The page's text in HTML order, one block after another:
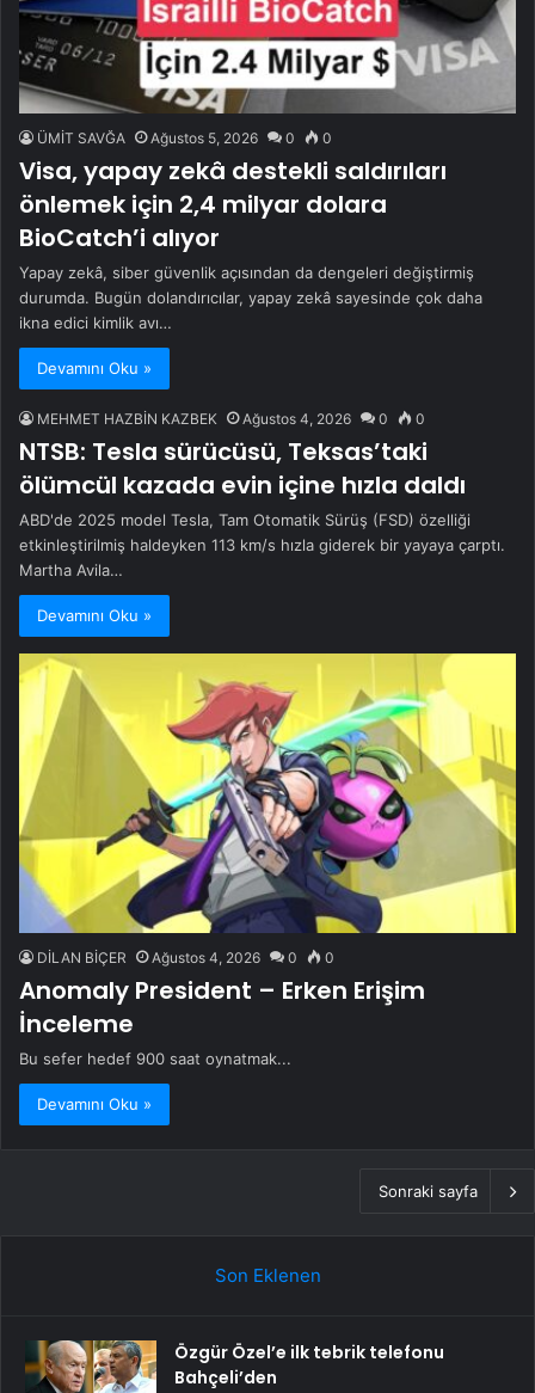
ÜMİT SAVĞA Ağustos 5, 2026 0 0
Visa, yapay zekâ destekli saldırıları
önlemek için 2,4 milyar dolara
BioCatch’i alıyor
Yapay zekâ, siber güvenlik açısından da dengeleri değiştirmiş
durumda. Bugün dolandırıcılar, yapay zekâ sayesinde çok daha
ikna edici kimlik avı…
Devamını Oku »
MEHMET HAZBİN KAZBEK Ağustos 4, 2026 0 0
NTSB: Tesla sürücüsü, Teksas’taki
ölümcül kazada evin içine hızla daldı
ABD'de 2025 model Tesla, Tam Otomatik Sürüş (FSD) özelliği
etkinleştirilmiş haldeyken 113 km/s hızla giderek bir yayaya çarptı.
Martha Avila…
Devamını Oku »
DİLAN BİÇER Ağustos 4, 2026 0 0
Anomaly President – Erken Erişim
İnceleme
Bu sefer hedef 900 saat oynatmak...
Devamını Oku »
Sonraki sayfa
Son Eklenen
Özgür Özel’e ilk tebrik telefonu
Bahçeli’den